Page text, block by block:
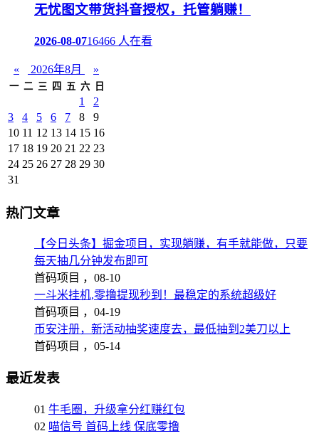
无忧图文带货抖音授权，托管躺赚！
2026-08-0716466 人在看
« 2026年8月 »
一 二 三 四 五 六 日
1
2
3
4 5 6 7 8
9
10 11 12 13 14 15 16
17 18 19 20 21 22 23
24 25 26 27 28 29 30
31
热门文章
【今日头条】掘金项目，实现躺赚，有手就能做，只要
每天抽几分钟发布即可
首码项目 ， 08-10
一斗米挂机,零撸提现秒到！最稳定的系统超级好
首码项目 ， 04-19
币安注册，新活动抽奖速度去，最低抽到2美刀以上
首码项目 ， 05-14
最近发表
01 牛毛圈，升级拿分红赚红包
02 喵信号 首码上线 保底零撸